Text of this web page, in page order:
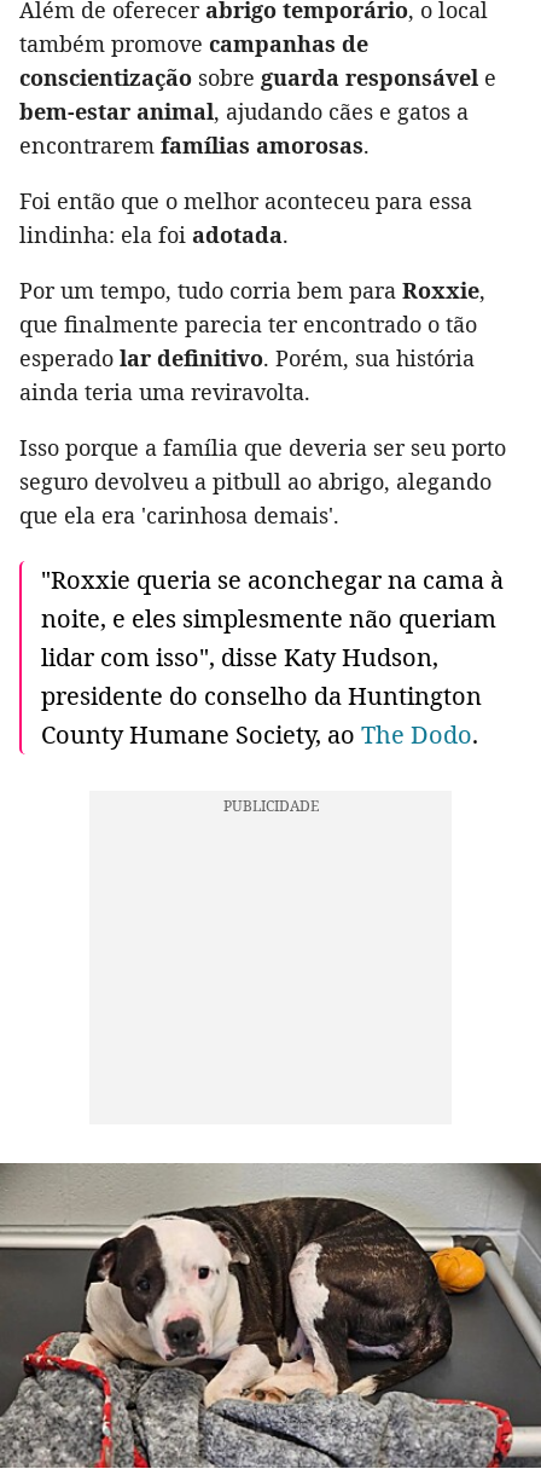
Além de oferecerabrigo temporário, o local
também promove campanhas de
conscientização sobre guarda responsável e
bem-estar animal, ajudando cães e gatos a
encontrarem famílias amorosas.
Foi então que o melhor aconteceu para essa
lindinha: ela foi adotada.
Por um tempo, tudo corria bem para Roxxie,
que finalmente parecia ter encontrado o tão
esperado lar definitivo. Porém, sua história
ainda teria uma reviravolta.
Isso porque a família que deveria ser seu porto
seguro devolveu a pitbull ao abrigo, alegando
que ela era 'carinhosa demais'.
"Roxxie queria se aconchegar na cama à
noite, e eles simplesmente não queriam
lidar com isso", disse Katy Hudson,
presidente do conselho da Huntington
County Humane Society, ao The Dodo.